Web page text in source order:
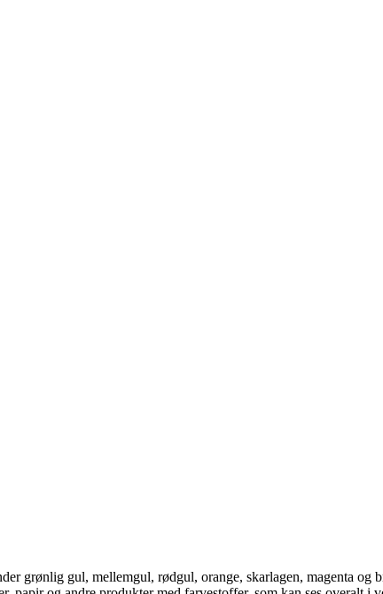
grønlig gul, mellemgul, rødgul, orange, skarlagen, magenta og